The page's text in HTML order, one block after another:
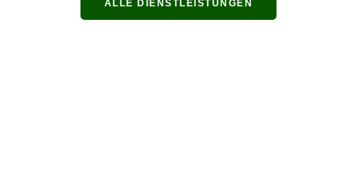
ALLE DIENSTLEISTUNGEN